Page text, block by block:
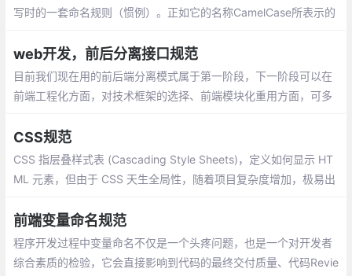
写时的一套命名规则（惯例）。正如它的名称CamelCase所表示的
web开发，前后分离接口规范
目前我们现在用的前后端分离模式属于第一阶段，下一阶段可以在
前端工程化方面，对技术框架的选择、前端模块化重用方面，可多
CSS规范
CSS 指层叠样式表 (Cascading Style Sheets)，定义如何显示 HT
ML 元素，但由于 CSS 天生全局性，随着项目复杂度增加，极易出
前端变量命名规范
程序开发过程中变量命名不仅是一个头疼问题，也是一个对开发者
综合素质的检验，它会直接影响到代码的最终交付质量、代码Revie